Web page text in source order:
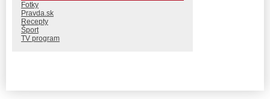
Fotky
Pravda.sk
Recepty
Šport
TV program